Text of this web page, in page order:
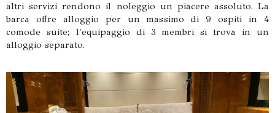
altri servizi rendono il noleggio un piacere assoluto. La
barca offre alloggio per un massimo di 9 ospiti in 4
comode suite; l'equipaggio di 3 membri si trova in un
alloggio separato.